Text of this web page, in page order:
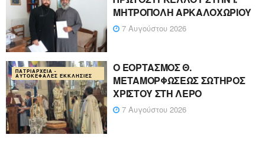
ΜΗΤΡΟΠΟΛΗ ΑΡΚΑΛΟΧΩΡΙΟΥ
7 Αυγούστου 2026
ΠΑΤΡΙΑΡΧΕΊΑ -
ΑΥΤΟΚΈΦΑΛΕΣ ΕΚΚΛΗΣΊΕΣ
Ο ΕΟΡΤΑΣΜΟΣ Θ.
ΜΕΤΑΜΟΡΦΩΣΕΩΣ ΣΩΤΗΡΟΣ
ΧΡΙΣΤΟΥ ΣΤΗ ΛΕΡΟ
7 Αυγούστου 2026